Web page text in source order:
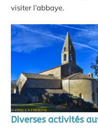
visiter l’abbaye.
Diverses activités